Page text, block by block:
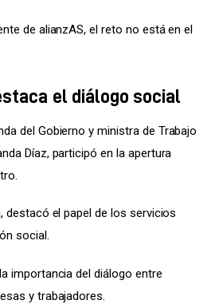
de alianzAS, el reto no está en el
el diálogo social
del Gobierno y ministra de Trabajo
Díaz, participó en la apertura
destacó el papel de los servicios
social.
importancia del diálogo entre
y trabajadores.